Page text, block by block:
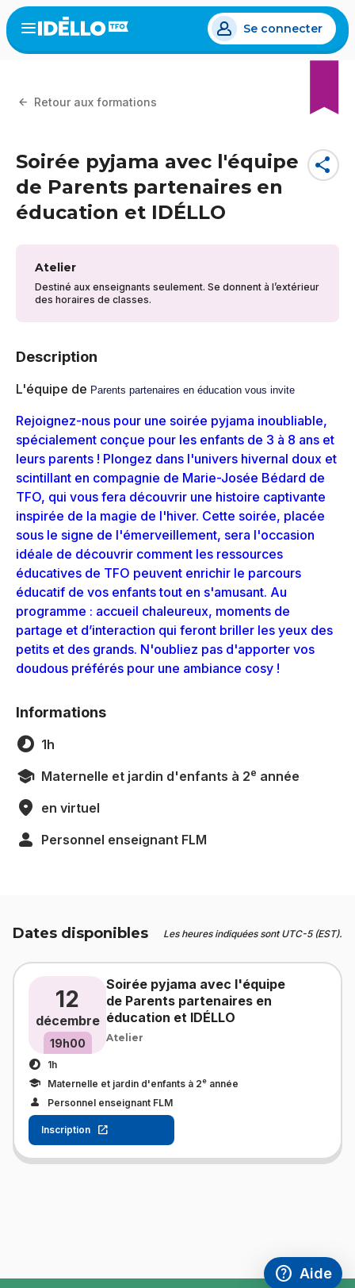
Aller
au
contenu
Open
menu
Se connecter
Retour aux formations
Soirée pyjama avec l'équipe
de Parents partenaires en
éducation et IDÉLLO
share
Atelier
Destiné aux enseignants seulement. Se donnent à l’extérieur
des horaires de classes.
Description
L'équipe de Parents partenaires en éducation vous invite
Rejoignez-nous pour une soirée pyjama inoubliable,
spécialement conçue pour les enfants de 3 à 8 ans et
leurs parents ! Plongez dans l'univers hivernal doux et
scintillant en compagnie de Marie-Josée Bédard de
TFO, qui vous fera découvrir une histoire captivante
inspirée de la magie de l'hiver. Cette soirée, placée
sous le signe de l'émerveillement, sera l'occasion
idéale de découvrir comment les ressources
éducatives de TFO peuvent enrichir le parcours
éducatif de vos enfants tout en s'amusant. Au
programme : accueil chaleureux, moments de
partage et d’interaction qui feront briller les yeux des
petits et des grands. N'oubliez pas d'apporter vos
doudous préférés pour une ambiance cosy !
Informations
1h
Maternelle et jardin d'enfants à 2e année
en virtuel
Personnel enseignant FLM
Dates disponibles Les heures indiquées sont UTC-5 (EST).
12
décembre
19h00
Soirée pyjama avec l'équipe
de Parents partenaires en
éducation et IDÉLLO
Atelier
1h
Maternelle et jardin d'enfants à 2e année
Personnel enseignant FLM
Inscription
help
Accéder à
Aide
,Ce lien